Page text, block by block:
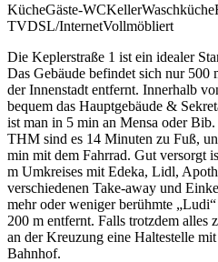
KücheGäste-WCKellerWaschküche
TVDSL/InternetVollmöbliert
Die Keplerstraße 1 ist ein idealer
Das Gebäude befindet sich nur 500
der Innenstadt entfernt. Innerhalb
bequem das Hauptgebäude &
ist man in 5 min an Mensa oder
THM sind es 14 Minuten zu Fuß,
min mit dem Fahrrad. Gut versorgt
m Umkreises mit Edeka, Lidl,
verschiedenen Take-away und
mehr oder weniger berühmte
200 m entfernt. Falls trotzdem alles
an der Kreuzung eine Haltestelle
Bahnhof.